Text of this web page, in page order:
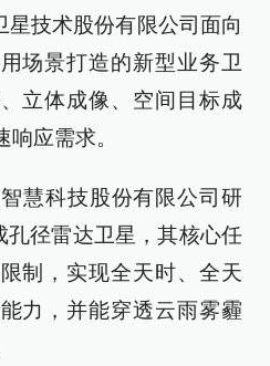
星技术股份有限公司面向
场景打造的新型业务卫
立体成像、空间目标成
应需求。
慧科技股份有限公司研
径雷达卫星，其核心任
制，实现全天时、全天
力，并能穿透云雨雾霾